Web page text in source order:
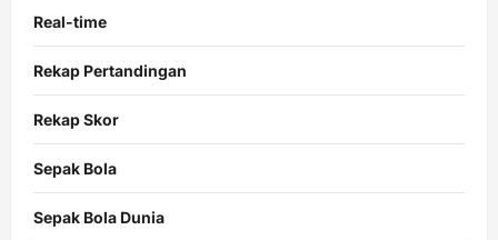
Real-time
Rekap Pertandingan
Rekap Skor
Sepak Bola
Sepak Bola Dunia